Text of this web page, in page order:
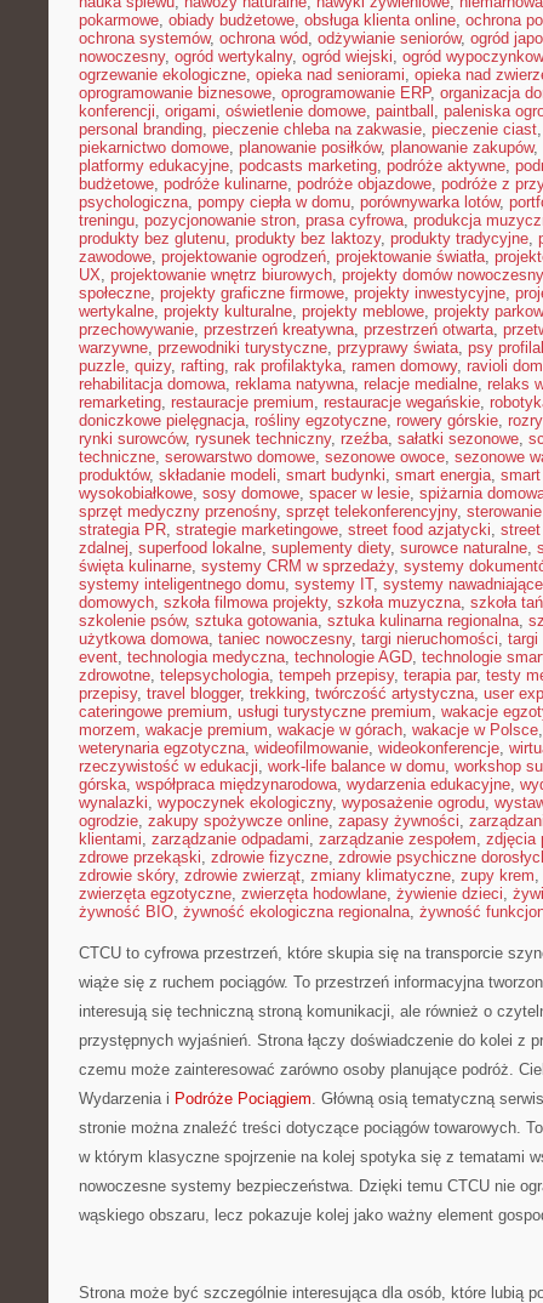
pokarmowe, obiady budżetowe, obsługa klienta online, ochrona
ochrona systemów, ochrona wód, odżywianie seniorów, ogród
nowoczesny, ogród wertykalny, ogród wiejski, ogród
ogrzewanie ekologiczne, opieka nad seniorami, opieka nad
oprogramowanie biznesowe, oprogramowanie ERP, organizacja
konferencji, origami, oświetlenie domowe, paintball , paleniska
personal branding, pieczenie chleba na zakwasie, pieczenie ciast
piekarnictwo domowe, planowanie posiłków, planowanie zakupów,
platformy edukacyjne, podcasts marketing, podróże aktywne,
budżetowe, podróże kulinarne, podróże objazdowe, podróże z
psychologiczna, pompy ciepła w domu, porównywarka lotów,
treningu, pozycjonowanie stron, prasa cyfrowa, produkcja
produkty bez glutenu, produkty bez laktozy, produkty tradycyjne,
zawodowe, projektowanie ogrodzeń, projektowanie światła,
UX, projektowanie wnętrz biurowych, projekty domów
społeczne, projekty graficzne firmowe, projekty inwestycyjne,
wertykalne, projekty kulturalne, projekty meblowe, projekty
przechowywanie, przestrzeń kreatywna, przestrzeń otwarta,
warzywne, przewodniki turystyczne, przyprawy świata, psy
puzzle, quizy, rafting, rak profilaktyka, ramen domowy, ravioli
rehabilitacja domowa, reklama natywna, relacje medialne, relaks
remarketing, restauracje premium, restauracje wegańskie,
doniczkowe pielęgnacja, rośliny egzotyczne, rowery górskie,
rynki surowców, rysunek techniczny, rzeźba, sałatki sezonowe,
techniczne, serowarstwo domowe, sezonowe owoce, sezonowe
produktów, składanie modeli, smart budynki, smart energia,
wysokobiałkowe, sosy domowe, spacer w lesie, spiżarnia
sprzęt medyczny przenośny, sprzęt telekonferencyjny,
strategia PR, strategie marketingowe, street food azjatycki, street
zdalnej, superfood lokalne, suplementy diety, surowce naturalne,
święta kulinarne, systemy CRM w sprzedaży, systemy
systemy inteligentnego domu, systemy IT, systemy nawadniające
domowych, szkoła filmowa projekty, szkoła muzyczna, szkoła
szkolenie psów, sztuka gotowania, sztuka kulinarna regionalna,
użytkowa domowa, taniec nowoczesny, targi nieruchomości, targi
event, technologia medyczna, technologie AGD, technologie
zdrowotne, telepsychologia, tempeh przepisy, terapia par, testy
przepisy, travel blogger, trekking, twórczość artystyczna, user
cateringowe premium, usługi turystyczne premium, wakacje
morzem, wakacje premium, wakacje w górach, wakacje w Polsce
weterynaria egzotyczna, wideofilmowanie, wideokonferencje,
rzeczywistość w edukacji, work-life balance w domu, workshop
górska, współpraca międzynarodowa, wydarzenia edukacyjne,
wynalazki, wypoczynek ekologiczny, wyposażenie ogrodu,
ogrodzie, zakupy spożywcze online, zapasy żywności,
klientami, zarządzanie odpadami, zarządzanie zespołem, zdjęcia
zdrowe przekąski, zdrowie fizyczne, zdrowie psychiczne
zdrowie skóry, zdrowie zwierząt, zmiany klimatyczne, zupy krem,
zwierzęta egzotyczne, zwierzęta hodowlane, żywienie dzieci,
żywność BIO, żywność ekologiczna regionalna, żywność
CTCU to cyfrowa przestrzeń, które skupia się na transporcie
wiąże się z ruchem pociągów. To przestrzeń informacyjna
interesują się techniczną stroną komunikacji, ale również o
przystępnych wyjaśnień. Strona łączy doświadczenie do kolei z
czemu może zainteresować zarówno osoby planujące podróż.
Wydarzenia i Podróże Pociągiem. Główną osią tematyczną
stronie można znaleźć treści dotyczące pociągów towarowych.
w którym klasyczne spojrzenie na kolej spotyka się z tematami
nowoczesne systemy bezpieczeństwa. Dzięki temu CTCU nie
wąskiego obszaru, lecz pokazuje kolej jako ważny element
Strona może być szczególnie interesująca dla osób, które lubią